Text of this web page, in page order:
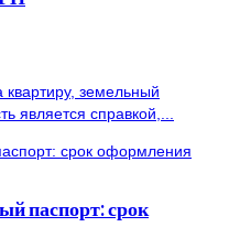
земельный
является справкой,...
паспорт: срок